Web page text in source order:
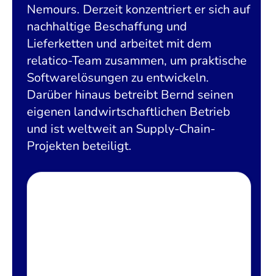
Nemours. Derzeit konzentriert er sich auf
nachhaltige Beschaffung und
Lieferketten und arbeitet mit dem
relatico-Team zusammen, um praktische
Softwarelösungen zu entwickeln.
Darüber hinaus betreibt Bernd seinen
eigenen landwirtschaftlichen Betrieb
und ist weltweit an Supply-Chain-
Projekten beteiligt.